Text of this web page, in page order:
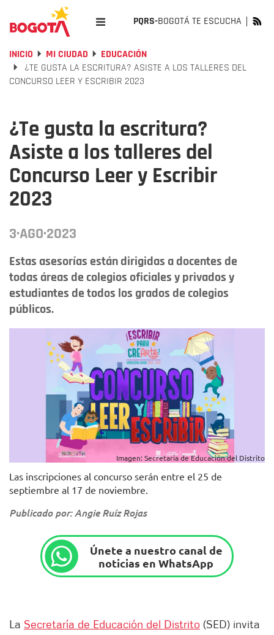
PQRS-BOGOTÁ TE ESCUCHA
INICIO MI CIUDAD
EDUCACIÓN
¿TE GUSTA LA ESCRITURA? ASISTE A LOS TALLERES DEL
CONCURSO LEER Y ESCRIBIR 2023
¿Te gusta la escritura?
Asiste a los talleres del
Concurso Leer y Escribir
2023
3·AGO·2023
Estas asesorías están dirigidas a docentes de
todas áreas de colegios oficiales y privados y
estudiantes de todos los grados de colegios
públicos.
Imagen: Secretaría de Educación del Distrito
Las inscripciones al concurso serán entre el 25 de
septiembre al 17 de noviembre.
Publicado por: Angie Ruíz Rojas
Únete a nuestro canal de
noticias en WhatsApp
La Secretaría de Educación del Distrito (SED) invita